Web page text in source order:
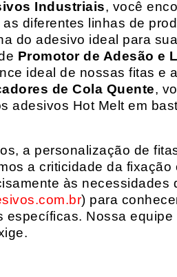
Industriais, você
as diferentes linhas de
do adesivo ideal para
Promotor de Adesão e
ideal de nossas fitas e
de Cola Quente,
adesivos Hot Melt em
a personalização de
a criticidade da
às
) para
específicas. Nossa